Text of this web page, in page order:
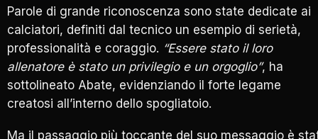
Parole di grande riconoscenza sono state dedicate ai
calciatori, definiti dal tecnico un esempio di serietà,
professionalità e coraggio. “Essere stato il loro
allenatore è stato un privilegio e un orgoglio”, ha
sottolineato Abate, evidenziando il forte legame
creatosi all’interno dello spogliatoio.
Ma il passaggio più toccante del suo messaggio è